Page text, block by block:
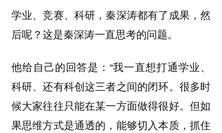
学业、竞赛、科研，秦深涛都有了成果，然
后呢？这是秦深涛一直思考的问题。
他给自己的回答是：“我一直想打通学业、
科研、还有科创这三者之间的闭环。 很多时
候大家往往只能在某一方面做得很好。但如
果思维方式是通透的，能够切入本质，抓住